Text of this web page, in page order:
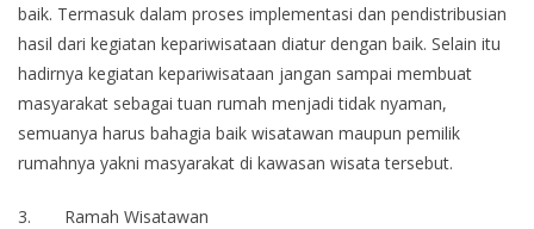
baik. Termasuk dalam proses implementasi dan pendistribusian
hasil dari kegiatan kepariwisataan diatur dengan baik. Selain itu
hadirnya kegiatan kepariwisataan jangan sampai membuat
masyarakat sebagai tuan rumah menjadi tidak nyaman,
semuanya harus bahagia baik wisatawan maupun pemilik
rumahnya yakni masyarakat di kawasan wisata tersebut.
3. Ramah Wisatawan